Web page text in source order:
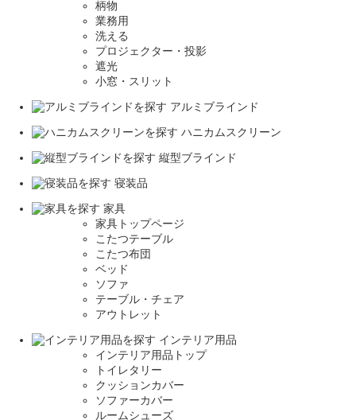
柄物
業務用
洗える
プロジェクター・投影
遮光
小窓・スリット
アルミブラインド
ハニカムスクリーン
縦型ブラインド
寝装品
家具
家具トップページ
こたつテーブル
こたつ布団
ベッド
ソファ
テーブル・チェア
アウトレット
インテリア用品
インテリア用品トップ
トイレタリー
クッションカバー
ソファーカバー
ルームシューズ